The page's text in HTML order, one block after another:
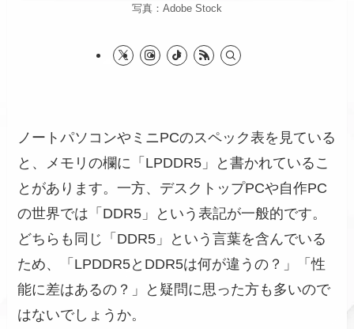
写真：Adobe Stock
ノートパソコンやミニPCのスペック表を見ている
と、メモリの欄に「LPDDR5」と書かれているこ
とがあります。一方、デスクトップPCや自作PC
の世界では「DDR5」という表記が一般的です。
どちらも同じ「DDR5」という言葉を含んでいる
ため、「LPDDR5とDDR5は何が違うの？」「性
能に差はあるの？」と疑問に思った方も多いので
はないでしょうか。